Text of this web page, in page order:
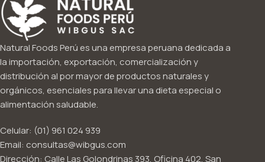
Natural Foods Perú es una empresa peruana dedicada a
la importación, exportación, comercialización y
distribución al por mayor de productos naturales y
orgánicos, esenciales para llevar una dieta especial o
alimentación saludable.
Celular: (01) 961 024 939
Email: consultas@wibgus.com
Dirección: Calle Las Golondrinas 393, Oficina 402, San